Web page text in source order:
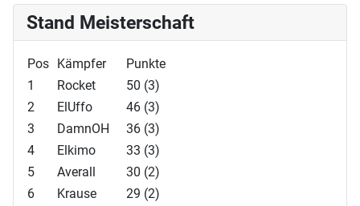
Stand Meisterschaft
Pos Kämpfer
Punkte
1
Rocket
50 (3)
2
ElUffo
46 (3)
3
DamnOH
36 (3)
4
Elkimo
33 (3)
5
Averall
30 (2)
6
Krause
29 (2)